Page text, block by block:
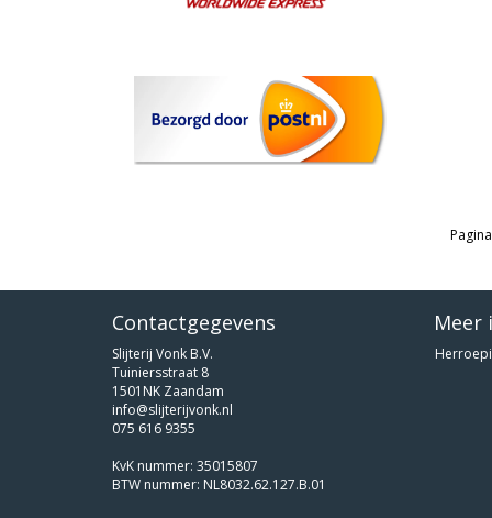
Contactgegevens
Slijterij Vonk B.V.
Tuiniersstraat 8
1501NK Zaandam
info@slijterijvonk.nl
075 616 9355
KvK nummer: 35015807
BTW nummer: NL8032.62.127.B.01
Meer